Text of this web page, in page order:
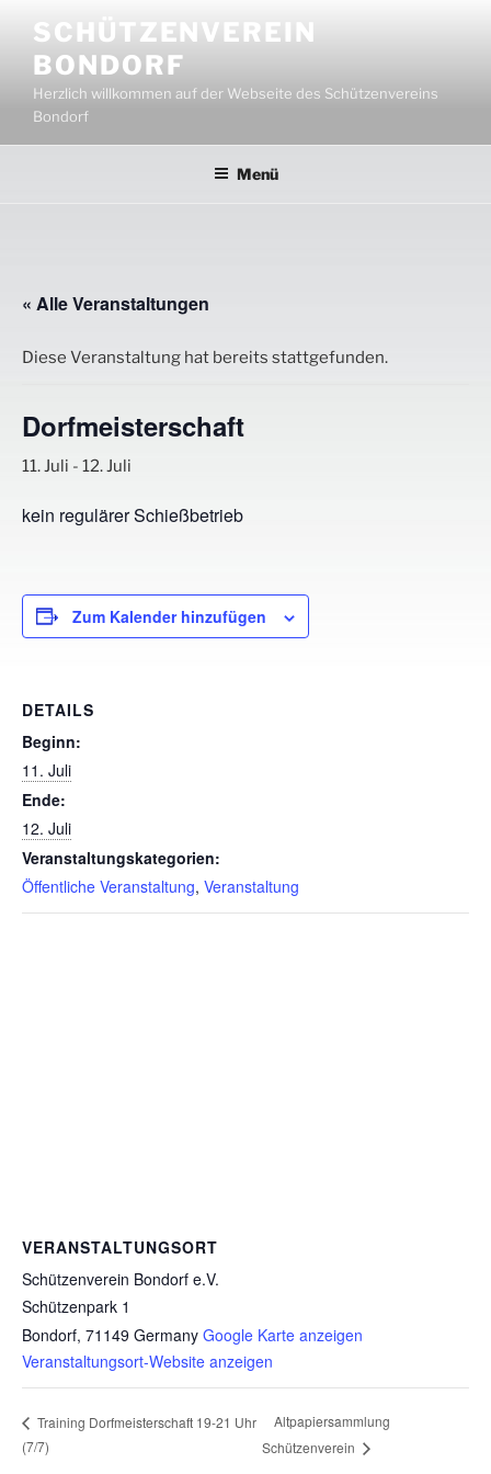
Inhalt
springen
SCHÜTZENVEREIN
BONDORF
Herzlich willkommen auf der Webseite des Schützenvereins
Bondorf
Menü
« Alle Veranstaltungen
Diese Veranstaltung hat bereits stattgefunden.
Dorfmeisterschaft
11. Juli - 12. Juli
kein regulärer Schießbetrieb
Zum Kalender hinzufügen
DETAILS
Beginn:
11. Juli
Ende:
12. Juli
Veranstaltungskategorien:
Öffentliche Veranstaltung, Veranstaltung
VERANSTALTUNGSORT
Schützenverein Bondorf e.V.
Schützenpark 1
Bondorf, 71149 Germany Google Karte anzeigen
Veranstaltungsort-Website anzeigen
Training Dorfmeisterschaft 19-21 Uhr
(7/7)
Altpapiersammlung
Schützenverein